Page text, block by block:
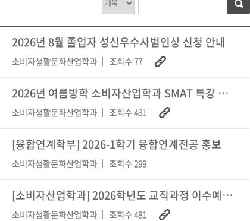
2026년 8월 졸업자 성신우수사범인상 신청 안내
소비자생활문화산업학과 조회수 77
2026년 여름방학 소비자산업학과 SMAT 특강 참여 신청 안내
소비자생활문화산업학과 조회수 431
[융합연계학부] 2026-1학기 융합연계전공 홍보
소비자생활문화산업학과 조회수 299
[소비자산업학과] 2026학년도 교직과정 이수예정자 선발 의뢰
소비자생활문화산업학과 조회수 481